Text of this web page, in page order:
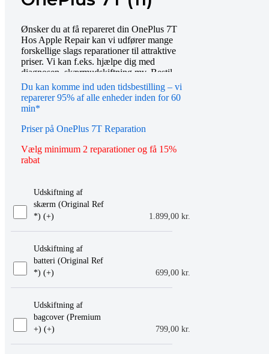
Ønsker du at få repareret din OnePlus 7T
Hos Apple Repair kan vi udfører mange
forskellige slags reparationer til attraktive
priser. Vi kan f.eks. hjælpe dig med
diagnosen, skærmudskiftning mv. Bestil
tid online eller mød op i vores butik, så
hjælper vi dig gerne videre. Du er også
altid velkommen til at kontakte os på
Du kan komme ind uden tidsbestilling – vi
reparerer 95% af alle enheder inden for 60
min*
Priser på OnePlus 7T Reparation
Vælg minimum 2 reparationer og få 15%
rabat
Udskiftning af
skærm (Original Ref
*) (+
1.899,00 kr.
)
Udskiftning af
batteri (Original Ref
*) (+
699,00 kr.
)
Udskiftning af
bagcover (Premium
+) (+
799,00 kr.
)